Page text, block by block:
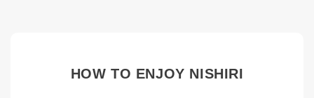
HOW TO ENJOY NISHIRI